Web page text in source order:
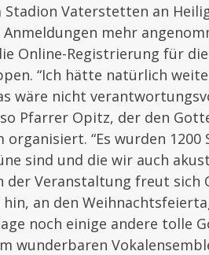
Vaterstetten an
mehr
Online-Registrierung für die
“Ich hätte natürlich
wäre nicht
Pfarrer Opitz, der den
“Es wurden 1200
sind und die wir auch
der Veranstaltung freut
an den
noch einige andere tolle
wunderbaren